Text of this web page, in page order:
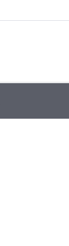
Çekiliyor: Tüm